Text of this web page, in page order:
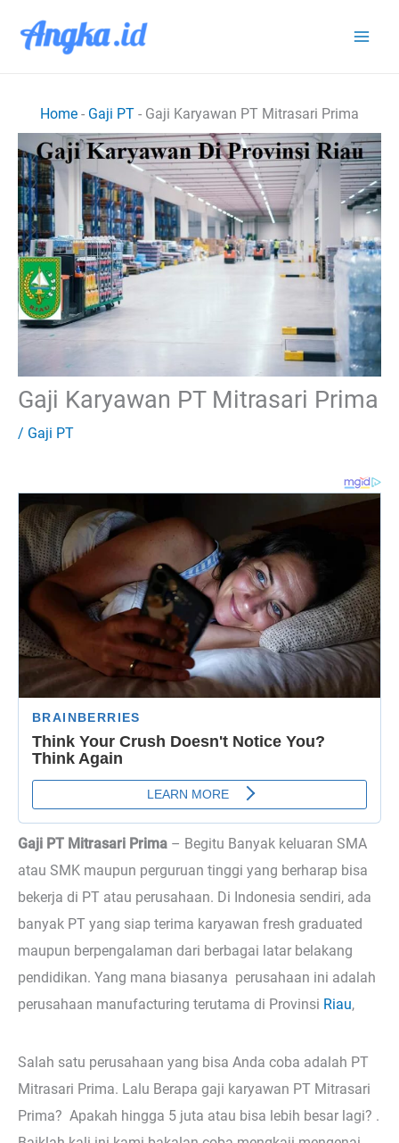
Home - Gaji PT - Gaji Karyawan PT Mitrasari Prima
Gaji Karyawan PT Mitrasari Prima
/ Gaji PT
Gaji PT Mitrasari Prima – Begitu Banyak keluaran SMA
atau SMK maupun perguruan tinggi yang berharap bisa
bekerja di PT atau perusahaan. Di Indonesia sendiri, ada
banyak PT yang siap terima karyawan fresh graduated
maupun berpengalaman dari berbagai latar belakang
pendidikan. Yang mana biasanya perusahaan ini adalah
perusahaan manufacturing terutama di Provinsi Riau,
Salah satu perusahaan yang bisa Anda coba adalah PT
Mitrasari Prima. Lalu Berapa gaji karyawan PT Mitrasari
Prima? Apakah hingga 5 juta atau bisa lebih besar lagi? .